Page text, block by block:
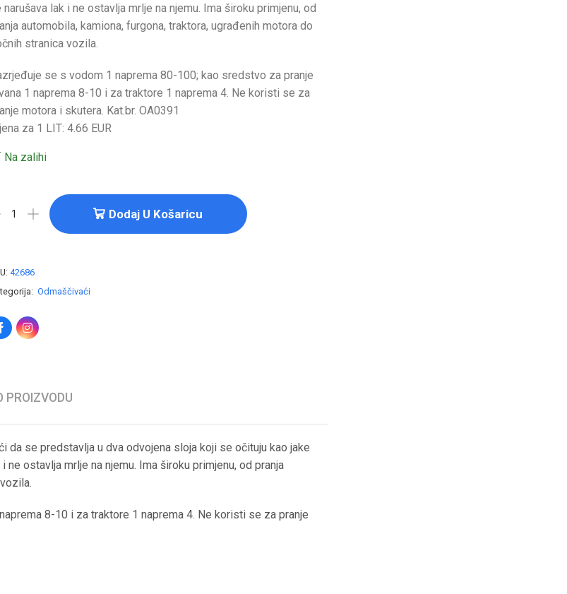
narušava lak i ne ostavlja mrlje na njemu. Ima široku primjenu, od
automobila, kamiona, furgona, traktora, ugrađenih motora do
stranica vozila.
se s vodom 1 naprema 80-100; kao sredstvo za pranje
1 naprema 8-10 i za traktore 1 naprema 4. Ne koristi se za
motora i skutera. Kat.br. OA0391
za 1 LIT: 4.66 EUR
Na zalihi
Dodaj U Košaricu
42686
Odmaščivaći
PROIZVODU
se predstavlja u dva odvojena sloja koji se očituju kao jake
ostavlja mrlje na njemu. Ima široku primjenu, od pranja
8-10 i za traktore 1 naprema 4. Ne koristi se za pranje